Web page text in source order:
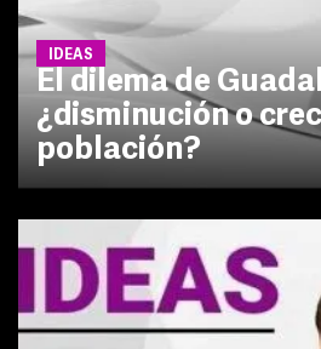
IDEAS
El dilema de
¿disminución o
población?